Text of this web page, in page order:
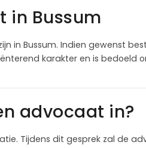
in Bussum
in Bussum. Indien gewenst
karakter en is bedoeld
advocaat in?
Tijdens dit gesprek zal de